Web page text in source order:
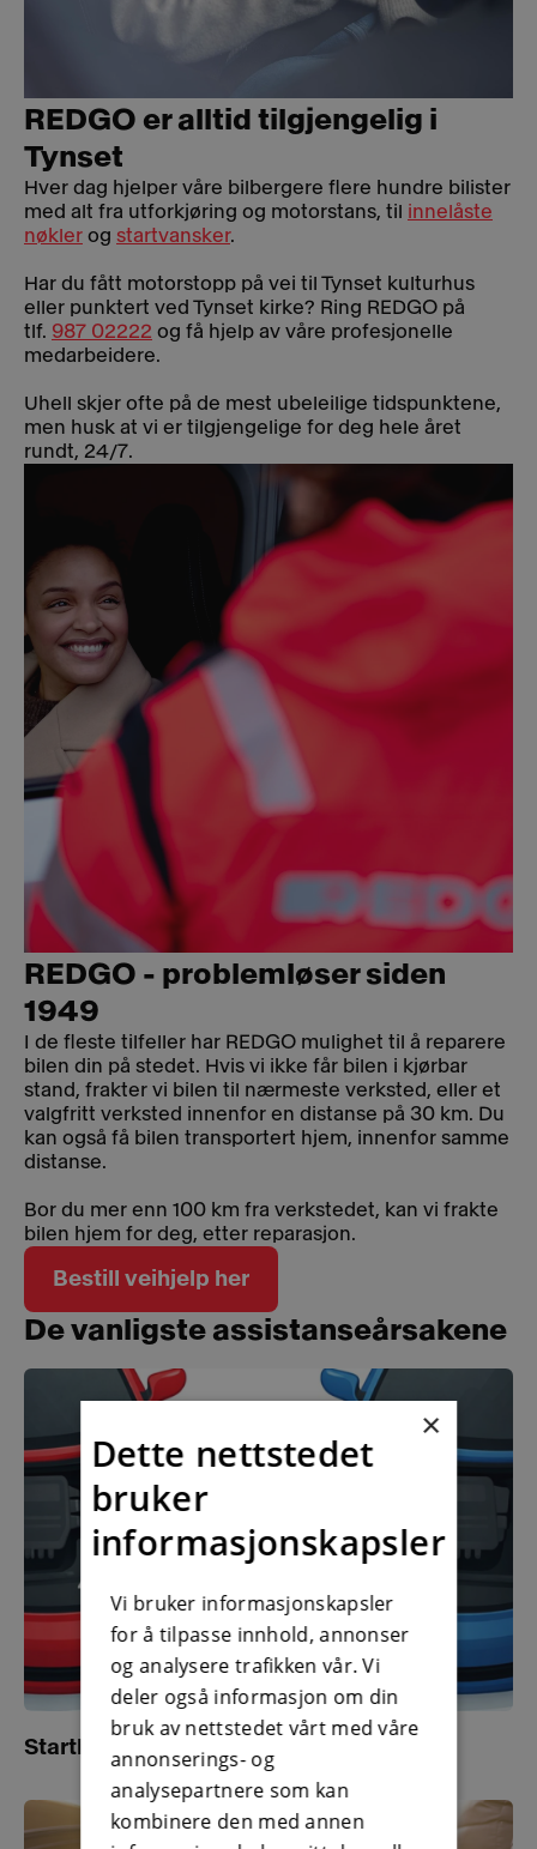
REDGO er alltid tilgjengelig i
Tynset
Hver dag hjelper våre bilbergere flere hundre bilister
med alt fra utforkjøring og motorstans, til innelåste
nøkler og startvansker.
Har du fått motorstopp på vei til Tynset kulturhus
eller punktert ved Tynset kirke? Ring REDGO på
tlf. 987 02222 og få hjelp av våre profesjonelle
medarbeidere.
Uhell skjer ofte på de mest ubeleilige tidspunktene,
men husk at vi er tilgjengelige for deg hele året
rundt, 24/7.
REDGO - problemløser siden
1949
I de fleste tilfeller har REDGO mulighet til å reparere
bilen din på stedet. Hvis vi ikke får bilen i kjørbar
stand, frakter vi bilen til nærmeste verksted, eller et
valgfritt verksted innenfor en distanse på 30 km. Du
kan også få bilen transportert hjem, innenfor samme
distanse.
Bor du mer enn 100 km fra verkstedet, kan vi frakte
bilen hjem for deg, etter reparasjon.
Bestill veihjelp her
De vanligste assistanseårsakene
Starthjelp ved bruk av startkabler
×
Dette nettstedet
bruker
informasjonskapsler
Vi bruker informasjonskapsler
for å tilpasse innhold, annonser
og analysere trafikken vår. Vi
deler også informasjon om din
bruk av nettstedet vårt med våre
annonserings- og
analysepartnere som kan
kombinere den med annen